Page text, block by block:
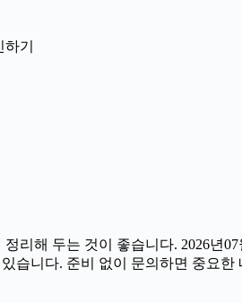
기
리해 두는 것이 좋습니다. 2026년
습니다. 준비 없이 문의하면 중요